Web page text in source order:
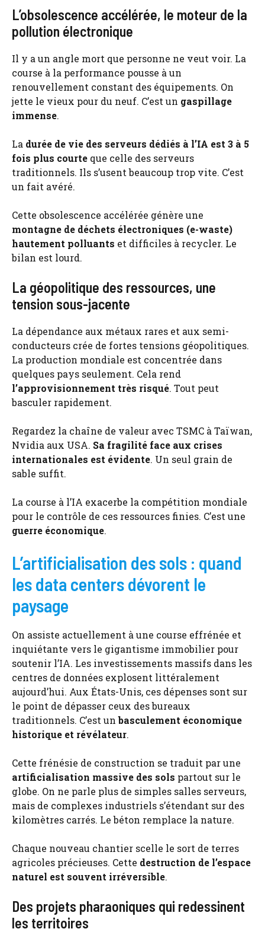
L’obsolescence accélérée, le moteur de la
pollution électronique
Il y a un angle mort que personne ne veut voir. La
course à la performance pousse à un
renouvellement constant des équipements. On
jette le vieux pour du neuf. C’est un gaspillage
immense.
La durée de vie des serveurs dédiés à l’IA est 3 à 5
fois plus courte que celle des serveurs
traditionnels. Ils s’usent beaucoup trop vite. C’est
un fait avéré.
Cette obsolescence accélérée génère une
montagne de déchets électroniques (e-waste)
hautement polluants et difficiles à recycler. Le
bilan est lourd.
La géopolitique des ressources, une
tension sous-jacente
La dépendance aux métaux rares et aux semi-
conducteurs crée de fortes tensions géopolitiques.
La production mondiale est concentrée dans
quelques pays seulement. Cela rend
l’approvisionnement très risqué. Tout peut
basculer rapidement.
Regardez la chaîne de valeur avec TSMC à Taïwan,
Nvidia aux USA. Sa fragilité face aux crises
internationales est évidente. Un seul grain de
sable suffit.
La course à l’IA exacerbe la compétition mondiale
pour le contrôle de ces ressources finies. C’est une
guerre économique.
L’artificialisation des sols : quand
les data centers dévorent le
paysage
On assiste actuellement à une course effrénée et
inquiétante vers le gigantisme immobilier pour
soutenir l’IA. Les investissements massifs dans les
centres de données explosent littéralement
aujourd’hui. Aux États-Unis, ces dépenses sont sur
le point de dépasser ceux des bureaux
traditionnels. C’est unbasculement économique
historique et révélateur.
Cette frénésie de construction se traduit par une
artificialisation massive des sols partout sur le
globe. On ne parle plus de simples salles serveurs,
mais de complexes industriels s’étendant sur des
kilomètres carrés. Le béton remplace la nature.
Chaque nouveau chantier scelle le sort de terres
agricoles précieuses. Cette destruction de l’espace
naturel est souvent irréversible.
Des projets pharaoniques qui redessinent
les territoires